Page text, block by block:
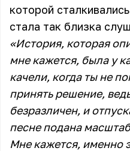
которой
стала так близка
«История, которая
мне кажется, была у
качели, когда ты не
принять решение,
безразличен, и
песне подана
Мне кажется, именно